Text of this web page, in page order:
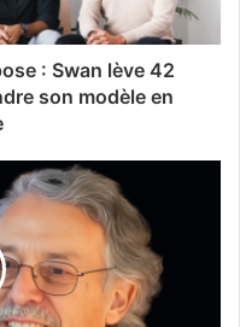
: Swan lève 42
son modèle en